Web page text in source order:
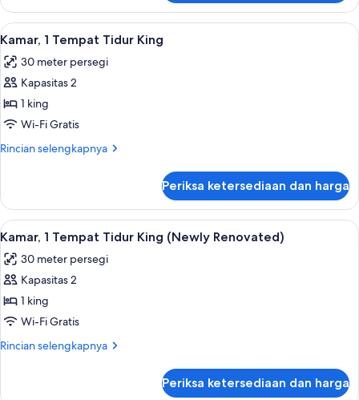
Kamar
Double
untuk
Orang
Lihat
semua
foto
untuk
Kamar,
1
Tempat
Kamar, 1 Tempat Tidur King | Seprai
4
Kamar, 1 Tempat Tidur King
30 meter persegi
Kapasitas 2
1 king
Wi-Fi Gratis
Rincian selengkapnya
Rincian
Kamar,
Tempat
King
Periksa ketersediaan dan harga
Lihat
semua
foto
untuk
Kamar,
1
Tempat
(Newly
Seprai premium, meja kerja, tirai
7
Kamar, 1 Tempat Tidur King (Newly Renovated)
30 meter persegi
Kapasitas 2
1 king
Wi-Fi Gratis
Rincian selengkapnya
Rincian
Periksa ketersediaan dan harga